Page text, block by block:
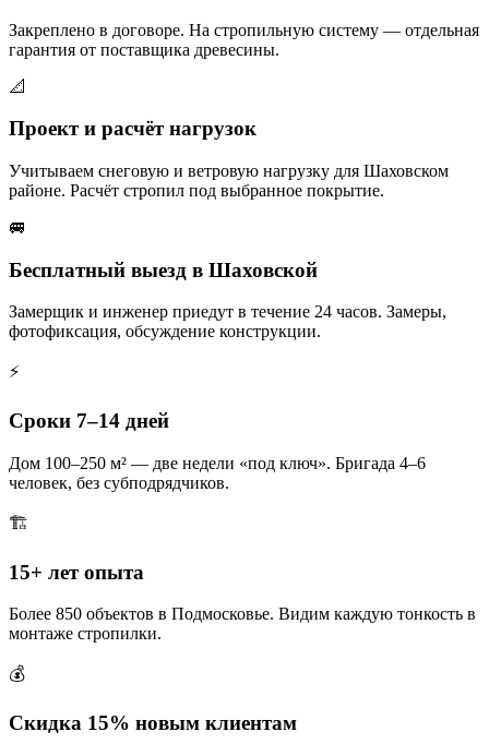
Закреплено в договоре. На стропильную систему — отдельная
гарантия от поставщика древесины.
📐
Проект и расчёт нагрузок
Учитываем снеговую и ветровую нагрузку для Шаховском
районе. Расчёт стропил под выбранное покрытие.
🚐
Бесплатный выезд в Шаховской
Замерщик и инженер приедут в течение 24 часов. Замеры,
фотофиксация, обсуждение конструкции.
⚡
Сроки 7–14 дней
Дом 100–250 м² — две недели «под ключ». Бригада 4–6
человек, без субподрядчиков.
🏗️
15+ лет опыта
Более 850 объектов в Подмосковье. Видим каждую тонкость в
монтаже стропилки.
💰
Скидка 15% новым клиентам